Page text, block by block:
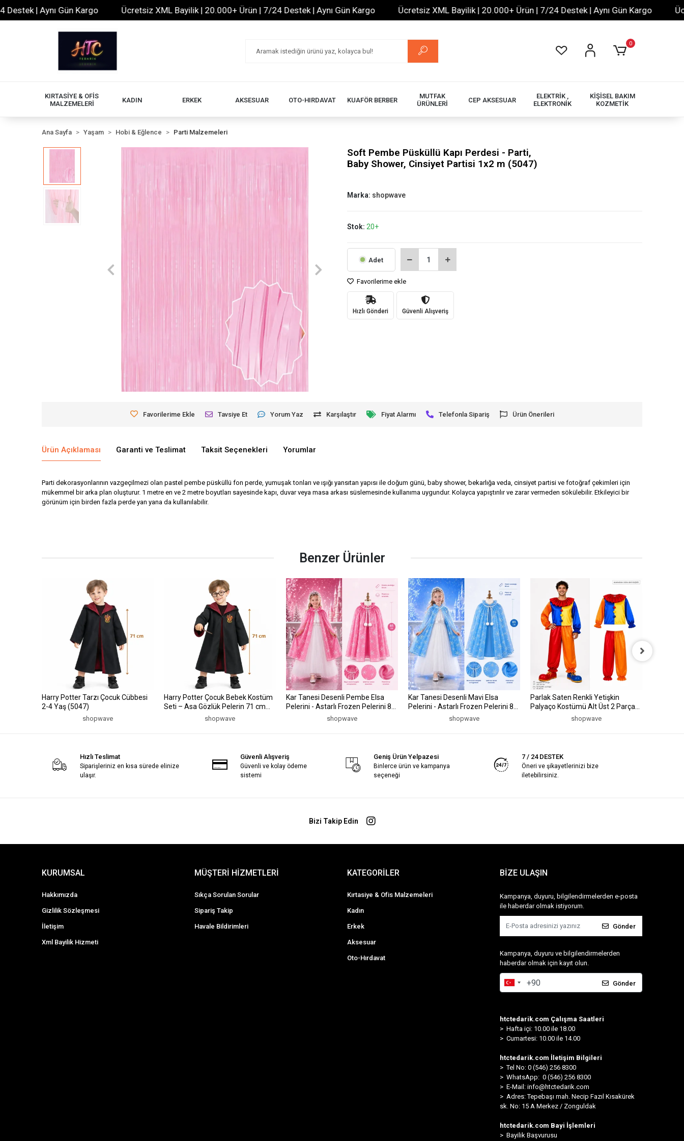
| Aynı Gün Kargo Ücretsiz XML Bayilik | 20.000+ Ürün | 7/24 Destek | Aynı Gün Kargo Ücretsiz XML Bayilik | 20.000+ Ürün | 7/24 Destek | Aynı Gün Kargo Ücretsiz
0
KIRTASİYE & OFİS
MALZEMELERİ
KADIN ERKEK AKSESUAR OTO-HIRDAVAT KUAFÖR BERBER
MUTFAK
ÜRÜNLERİ
CEP AKSESUAR
ELEKTRİK ,
ELEKTRONİK
KİŞİSEL BAKIM
KOZMETİK
Ana Sayfa Yaşam Hobi & Eğlence Parti Malzemeleri
Soft Pembe Püsküllü Kapı Perdesi - Parti,
Baby Shower, Cinsiyet Partisi 1x2 m (5047)
Marka: shopwave
Stok: 20+
Adet
Favorilerime ekle
Hızlı Gönderi Güvenli Alışveriş
Favorilerime Ekle Tavsiye Et Yorum Yaz Karşılaştır Fiyat Alarmı Telefonla Sipariş Ürün Önerileri
Ürün Açıklaması Garanti ve Teslimat Taksit Seçenekleri Yorumlar
Parti dekorasyonlarının vazgeçilmezi olan pastel pembe püsküllü fon perde, yumuşak tonları ve ışığı yansıtan yapısı ile doğum günü, baby shower, bekarlığa veda, cinsiyet partisi ve fotoğraf çekimleri için
mükemmel bir arka plan oluşturur. 1 metre en ve 2 metre boyutları sayesinde kapı, duvar veya masa arkası süslemesinde kullanıma uygundur. Kolayca yapıştırılır ve zarar vermeden sökülebilir. Etkileyici bir
görünüm için birden fazla perde yan yana da kullanılabilir.
Benzer Ürünler
Harry Potter Tarzı Çocuk Cübbesi
2-4 Yaş (5047)
shopwave
Harry Potter Çocuk Bebek Kostüm
Seti – Asa Gözlük Pelerin 71 cm
(2-4 Yaş) (5047)shopwave
Kar Tanesi Desenli Pembe Elsa
Pelerini - Astarlı Frozen Pelerini 85
shopwave
Kar Tanesi Desenli Mavi Elsa
Pelerini - Astarlı Frozen Pelerini 85
shopwave
Parlak Saten Renkli Yetişkin
Palyaço Kostümü Alt Üst 2 Parça
shopwave
Hızlı Teslimat
Siparişleriniz en kısa sürede elinize
ulaşır.
Güvenli Alışveriş
Güvenli ve kolay ödeme
sistemi
Geniş Ürün Yelpazesi
Binlerce ürün ve kampanya
seçeneği
7 / 24 DESTEK
Öneri ve şikayetlerinizi bize
iletebilirsiniz.
Bizi Takip Edin
KURUMSAL
Hakkımızda
Gizlilik Sözleşmesi
İletişim
Xml Bayilik Hizmeti
MÜŞTERİ HİZMETLERİ
Sıkça Sorulan Sorular
Sipariş Takip
Havale Bildirimleri
KATEGORİLER
Kırtasiye & Ofis Malzemeleri
Kadın
Erkek
Aksesuar
Oto-Hırdavat
BİZE ULAŞIN
Kampanya, duyuru, bilgilendirmelerden e-posta
ile haberdar olmak istiyorum.
Gönder
Kampanya, duyuru ve bilgilendirmelerden
haberdar olmak için kayıt olun.
Gönder
htctedarik.com Çalışma Saatleri
> Hafta içi: 10.00 ile 18.00
> Cumartesi: 10.00 ile 14.00
htctedarik.com İletişim Bilgileri
> Tel No: 0 (546) 256 8300
> WhatsApp: 0 (546) 256 8300
> E-Mail: info@htctedarik.com
> Adres: Tepebaşı mah. Necip Fazıl Kısakürek
sk. No: 15 A Merkez / Zonguldak
htctedarik.com Bayi İşlemleri
> Bayilik Başvurusu